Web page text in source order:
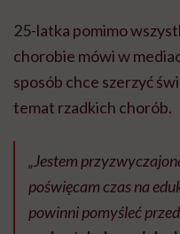
25-latka pomimo
chorobie mówi w
sposób chce szerzyć
temat rzadkich chorób.
„Jestem
poświęcam czas na
powinni pomyśleć